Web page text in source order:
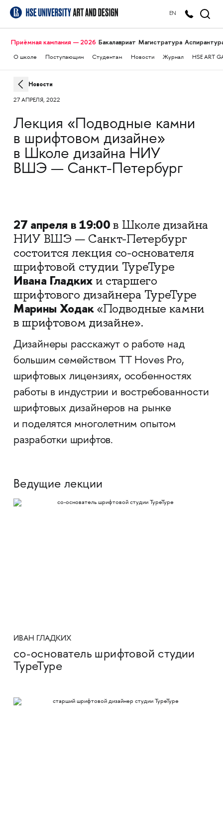
EN
Приёмная кампания — 2026 Бакалавриат Магистратура
О школе Поступающим Студентам Новости Журнал HSE ART
Новости
27 АПРЕЛЯ, 2022
Лекция «Подводные камни
в шрифтовом дизайне»
в Школе дизайна НИУ
ВШЭ — Санкт-Петербург
27 апреля в 19:00 в Школе дизайна
НИУ ВШЭ — Санкт-Петербург
состоится лекция со-основателя
шрифтовой студии TypeType
Ивана Гладких и старшего
шрифтового дизайнера TypeType
Марины Ходак «Подводные камни
в шрифтовом дизайне».
Дизайнеры расскажут о работе над
большим семейством TT Hoves Pro,
шрифтовых лицензиях, особенностях
работы в индустрии и востребованности
шрифтовых дизайнеров на рынке
и поделятся многолетним опытом
разработки шрифтов.
Ведущие лекции
ИВАН ГЛАДКИХ
со-основатель шрифтовой студии
TypeType